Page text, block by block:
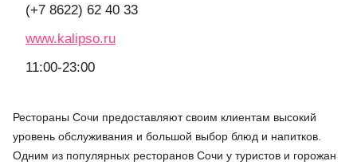
(+7 8622) 62 40 33
www.kalipso.ru
11:00-23:00
Рестораны Сочи предоставляют своим клиентам высокий
уровень обслуживания и большой выбор блюд и напитков.
Одним из популярных ресторанов Сочи у туристов и горожан